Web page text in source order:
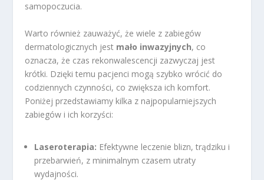
samopoczucia.
Warto również zauważyć, że wiele z zabiegów
dermatologicznych jest mało inwazyjnych, co
oznacza, że czas rekonwalescencji zazwyczaj jest
krótki. Dzięki temu pacjenci mogą szybko wrócić do
codziennych czynności, co zwiększa ich komfort.
Poniżej przedstawiamy kilka z najpopularniejszych
zabiegów i ich korzyści:
Laseroterapia: Efektywne leczenie blizn, trądziku i
przebarwień, z minimalnym czasem utraty
wydajności.